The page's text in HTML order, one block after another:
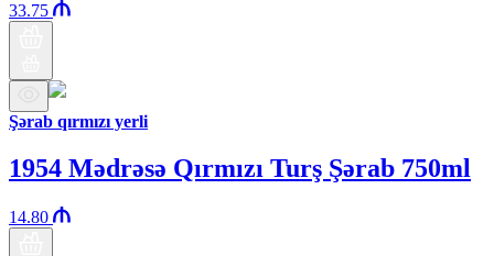
33.75
Şərab qırmızı yerli
1954 Mədrəsə Qırmızı Turş Şərab 750ml
14.80